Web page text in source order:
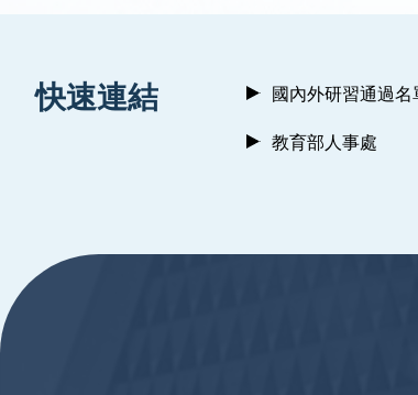
快速連結 國內外研習通過名
教育部人事處